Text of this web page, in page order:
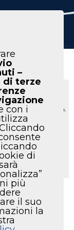
2024
–
di terze
con i
di
più
il suo
la